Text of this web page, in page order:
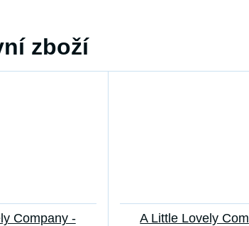
zboží
Company -
A Little Lovely